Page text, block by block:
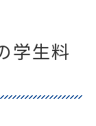
？
る方法
方法
学生料